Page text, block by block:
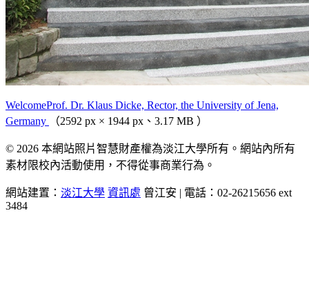
WelcomeProf. Dr. Klaus Dicke, Rector, the University of Jena,
Germany
（2592 px × 1944 px、3.17 MB ）
© 2026 本網站照片智慧財產權為淡江大學所有。網站內所有
素材限校內活動使用，不得從事商業行為。
網站建置： 淡江大學 資訊處 曾江安 | 電話：02-26215656 ext
3484